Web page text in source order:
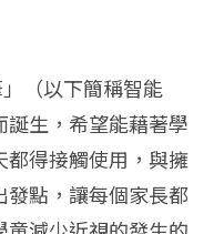
（以下簡稱智能
生，希望能藉著學
都得接觸使用，與擁
點，讓每個家長都